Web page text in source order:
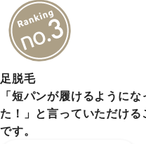
足脱毛
「短パンが履けるように
た！」と言っていただけ
です。